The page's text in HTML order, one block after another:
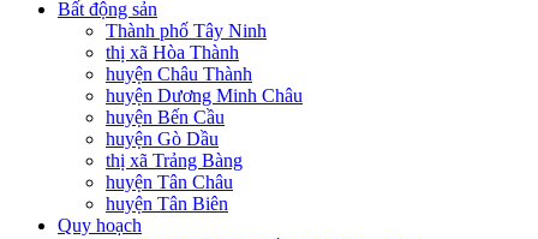
Bất động sản
Thành phố Tây Ninh
thị xã Hòa Thành
huyện Châu Thành
huyện Dương Minh Châu
huyện Bến Cầu
huyện Gò Dầu
thị xã Trảng Bàng
huyện Tân Châu
huyện Tân Biên
Quy hoạch